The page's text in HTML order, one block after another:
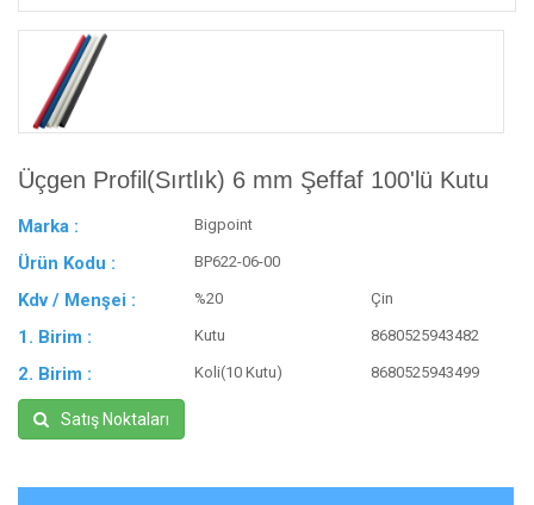
Üçgen Profil(Sırtlık) 6 mm Şeffaf 100'lü Kutu
Marka : Bigpoint
Ürün Kodu : BP622-06-00
Kdv / Menşei : %20 Çin
1. Birim : Kutu 8680525943482
2. Birim : Koli(10 Kutu) 8680525943499
Satış Noktaları